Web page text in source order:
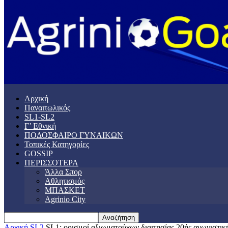
Αρχική
Παναιτωλικός
SL1-SL2
Γ’ Εθνική
ΠΟΔΟΣΦΑΙΡΟ ΓΥΝΑΙΚΩΝ
Τοπικές Κατηγορίες
GOSSIP
ΠΕΡΙΣΣΟΤΕΡΑ
Άλλα Σπορ
Αθλητισμός
ΜΠΑΣΚΕΤ
Agrinio City